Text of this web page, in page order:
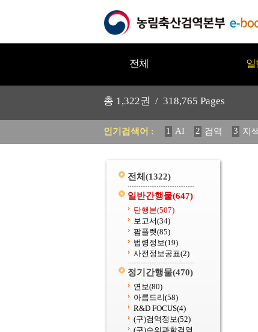
전체 일
총 1,322권 / 318,765 Pages
인기검색어 : 1 AI 2 검역 3 지
11 2025 12 중독성
전체 (1322)
일반간행물(647)
단행본(507)
보고서(34)
팜플렛(85)
법령정보(19)
사전정보공표(2)
정기간행물(470)
연보(80)
아름드리(58)
R&D FOCUS(4)
(구)검역정보(52)
(구)수의과학검역